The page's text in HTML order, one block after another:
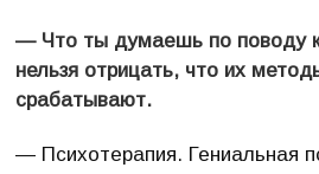
— Что ты думаешь по поводу
нельзя отрицать, что их
срабатывают.
— Психотерапия. Гениальная